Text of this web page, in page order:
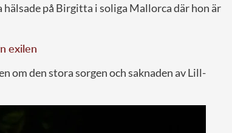
hälsade på Birgitta i soliga Mallorca där hon är
exilen
om den stora sorgen och saknaden av Lill-